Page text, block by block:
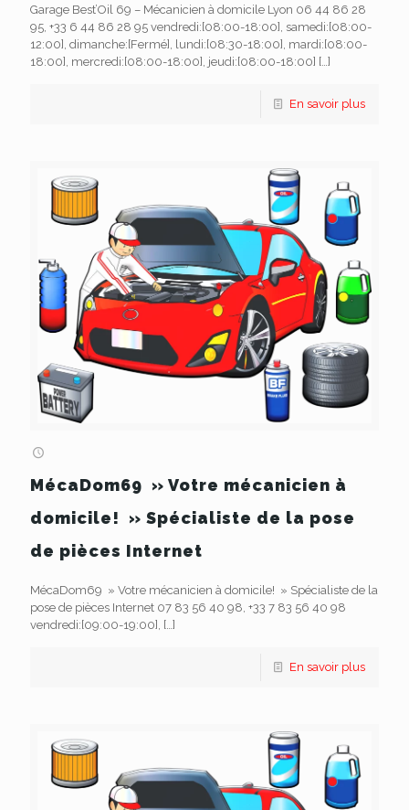
Garage Best’Oil 69 – Mécanicien à domicile Lyon 06 44 86 28
95, +33 6 44 86 28 95 vendredi:[08:00-18:00], samedi:[08:00-
12:00], dimanche:[Fermé], lundi:[08:30-18:00], mardi:[08:00-
18:00], mercredi:[08:00-18:00], jeudi:[08:00-18:00] […]
En savoir plus
MécaDom69 » Votre mécanicien à
domicile! » Spécialiste de la pose
de pièces Internet
MécaDom69 » Votre mécanicien à domicile! » Spécialiste de la
pose de pièces Internet 07 83 56 40 98, +33 7 83 56 40 98
vendredi:[09:00-19:00],
[…]
En savoir plus